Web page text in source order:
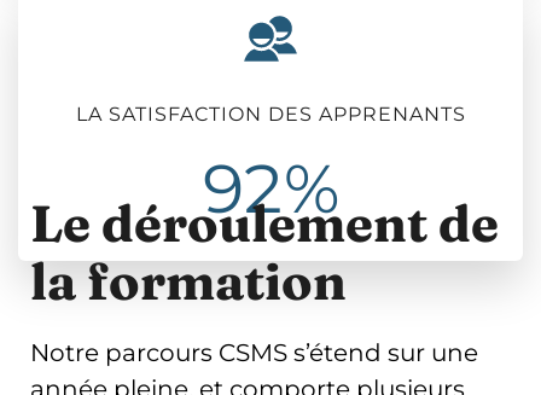
LA SATISFACTION DES APPRENANTS
92%
Le déroulement de
la formation
Notre parcours CSMS s’étend sur une
année pleine, et comporte plusieurs